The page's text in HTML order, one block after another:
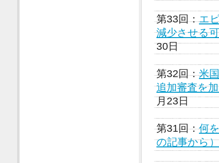
第33回：エ
減少させる
30日
第32回：米
追加審査を
月23日
第31回：何
の記事から）